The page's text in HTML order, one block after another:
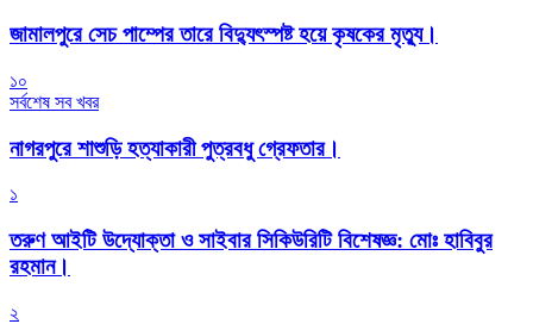
জামালপুরে সেচ পাম্পের তারে বিদ্যুৎস্পষ্ট হয়ে কৃষকের মৃত্যু।
১০
সর্বশেষ সব খবর
নাগরপুরে শাশুড়ি হত্যাকারী পুত্রবধু গ্রেফতার।
১
তরুণ আইটি উদ্যোক্তা ও সাইবার সিকিউরিটি বিশেষজ্ঞ: মোঃ হাবিবুর
রহমান।
২